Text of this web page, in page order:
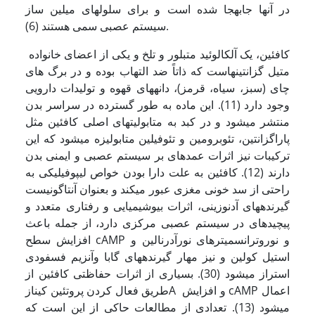
در آن­ها جابه­جا شده است و برای سلول­های میلین ساز
سیستم عصبی سمی هستند (6).
متیل گزانتین­هاست که ذاتاً ضد التهاب بوده و در برگ های
چای (سبز، سیاه، قرمز)، دانه­های قهوه و تولیدات دارویی
وجود دارد (11). این ماده به طور گسترده در سراسر بدن
منتشر می­شود و در کبد به متابولیت­های اصلی کافئین مثل
پاراگزانتین، تئوبرومین و تئوفیلین متابولیزه می­شود که این
ترکیبات نیز اثرات عمده­ای بر سیستم عصبی و ایمنی بدن
دارند (12). کافئین به علت دارا بودن خواص لیپوفیلیکی به
راحتی از سد خونی مغزی عبور می­کند و بعنوان آنتاگونیست
گیرنده­های آدنوزینی، اثرات بیوشیمیایی و رفتاری متعدد و
پیچیده­ای در سیستم عصبی مرکزی دارد، از جمله باعث
افزایش سطح cAMP و نوروترانسمیترهای نورآدرنالین و
استیل کولین و نیز مهار گیرنده­های گابا وآنزیم فسفودی
استراز می­شود (30). بسیاری از اثرات حفاظتی کافئین از
طریق فعال کردن پروتئین کینازA و افزایش cAMP اعمال
می­شود (13). تعدادی از مطالعات حاکی از این است که